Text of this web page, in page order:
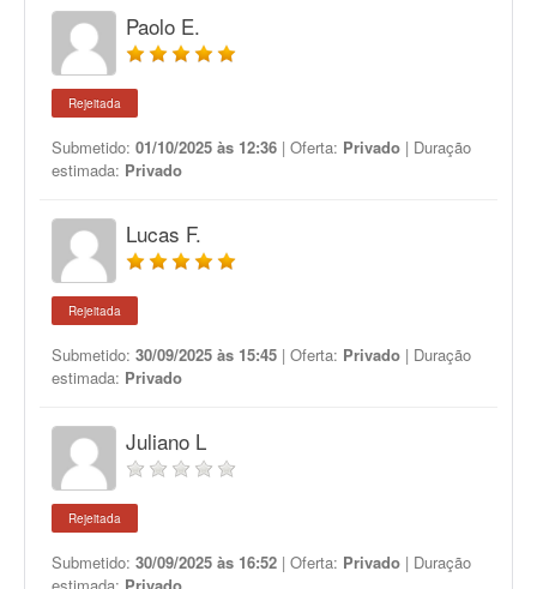
Paolo E.
Rejeitada
Submetido: 01/10/2025 às 12:36 | Oferta: Privado | Duração
estimada: Privado
Lucas F.
Rejeitada
Submetido: 30/09/2025 às 15:45 | Oferta: Privado | Duração
estimada: Privado
Juliano L
Rejeitada
Submetido: 30/09/2025 às 16:52 | Oferta: Privado | Duração